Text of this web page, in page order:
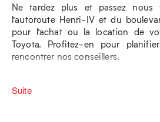
Ne tardez plus et passez
l’autoroute Henri-IV et du
pour l’achat ou la location de
Toyota. Profitez-en pour
rencontrer nos conseillers.
Suite